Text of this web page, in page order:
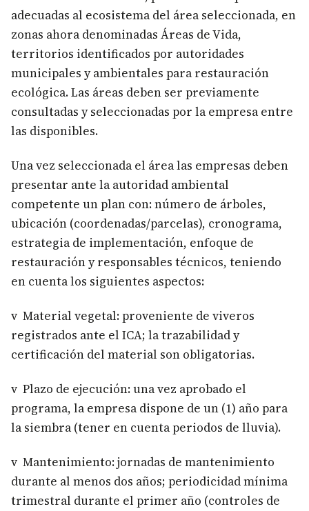
adecuadas al ecosistema del área seleccionada, en
zonas ahora denominadas Áreas de Vida,
territorios identificados por autoridades
municipales y ambientales para restauración
ecológica. Las áreas deben ser previamente
consultadas y seleccionadas por la empresa entre
las disponibles.
Una vez seleccionada el área las empresas deben
presentar ante la autoridad ambiental
competente un plan con: número de árboles,
ubicación (coordenadas/parcelas), cronograma,
estrategia de implementación, enfoque de
restauración y responsables técnicos, teniendo
en cuenta los siguientes aspectos:
v Material vegetal: proveniente de viveros
registrados ante el ICA; la trazabilidad y
certificación del material son obligatorias.
v Plazo de ejecución: una vez aprobado el
programa, la empresa dispone de un (1) año para
la siembra (tener en cuenta periodos de lluvia).
v Mantenimiento: jornadas de mantenimiento
durante al menos dos años; periodicidad mínima
trimestral durante el primer año (controles de